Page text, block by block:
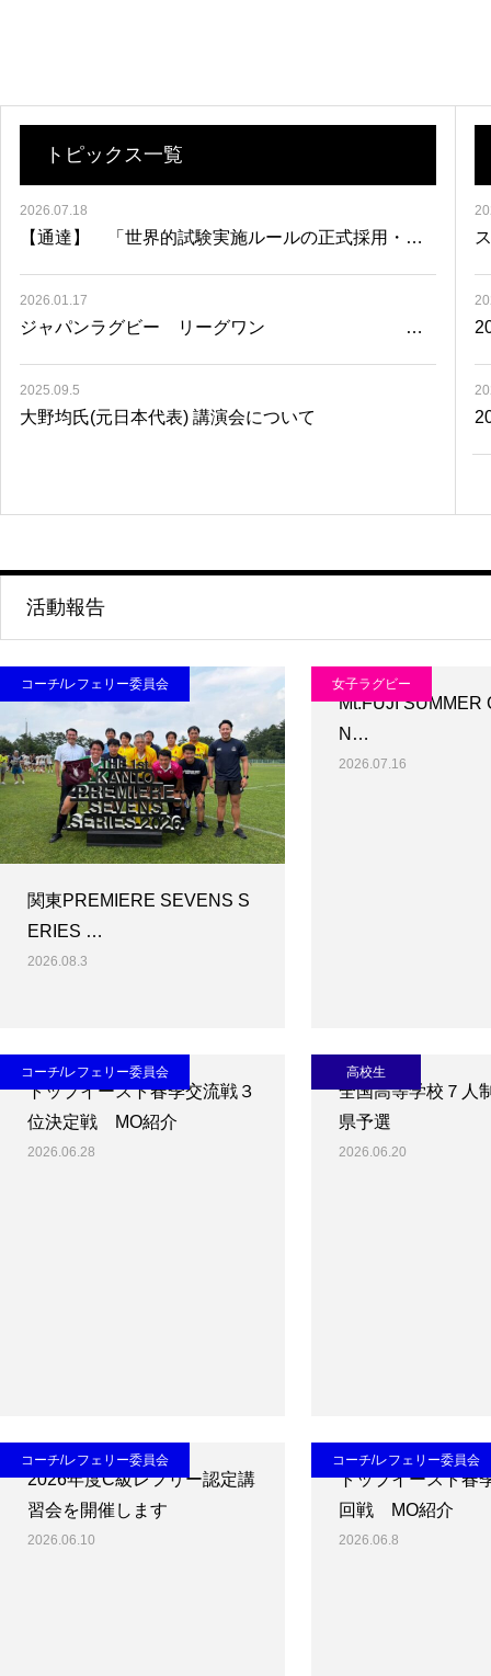
トピックス一覧
2026.07.18
【通達】 「世界的試験実施ルールの正式採用・競
2026.01.17
ジャパンラグビー リーグワン 東
2025.09.5
大野均氏(元日本代表) 講演会について
活動報告
コーチ/レフェリー委員会
関東PREMIERE SEVENS S
ERIES …
2026.08.3
女子ラグビー
Mt.FUJI SUMMER
N…
2026.07.16
コーチ/レフェリー委員会
トップイースト春季交流戦３
位決定戦 MO紹介
2026.06.28
高校生
全国高等学校７人
県予選
2026.06.20
コーチ/レフェリー委員会
2026年度C級レフリー認定講
習会を開催します
2026.06.10
コーチ/レフェリー委員会
トップイースト春
回戦 MO紹介
2026.06.8